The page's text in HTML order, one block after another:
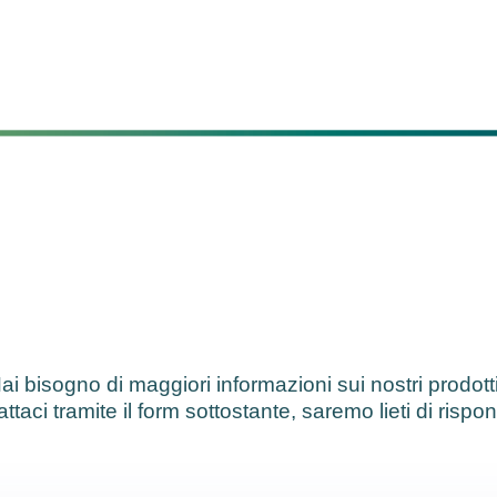
bisogno di maggiori informazioni sui nostri
tramite il form sottostante, saremo lieti di